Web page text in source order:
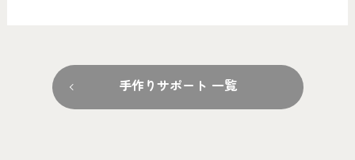
手作りサポート 一覧